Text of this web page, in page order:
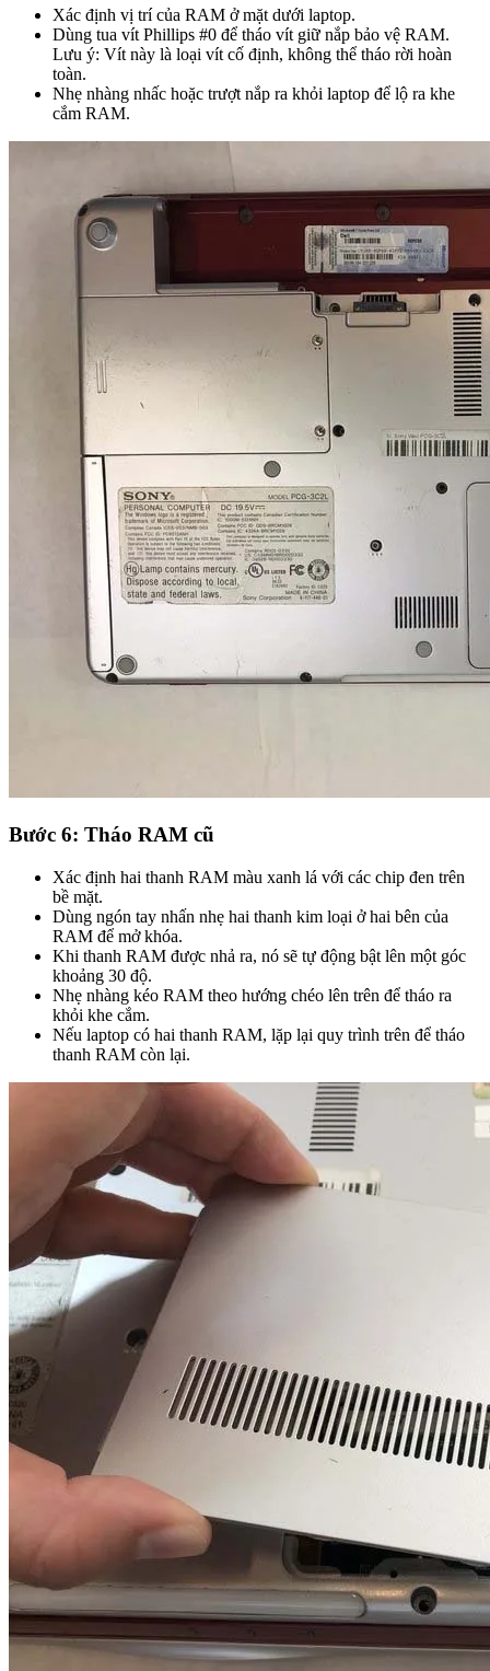
Xác định vị trí của RAM ở mặt dưới laptop.
Dùng tua vít Phillips #0 để tháo vít giữ nắp bảo vệ RAM.
Lưu ý: Vít này là loại vít cố định, không thể tháo rời hoàn
toàn.
Nhẹ nhàng nhấc hoặc trượt nắp ra khỏi laptop để lộ ra khe
cắm RAM.
Bước 6: Tháo RAM cũ
Xác định hai thanh RAM màu xanh lá với các chip đen trên
bề mặt.
Dùng ngón tay nhấn nhẹ hai thanh kim loại ở hai bên của
RAM để mở khóa.
Khi thanh RAM được nhả ra, nó sẽ tự động bật lên một góc
khoảng 30 độ.
Nhẹ nhàng kéo RAM theo hướng chéo lên trên để tháo ra
khỏi khe cắm.
Nếu laptop có hai thanh RAM, lặp lại quy trình trên để tháo
thanh RAM còn lại.